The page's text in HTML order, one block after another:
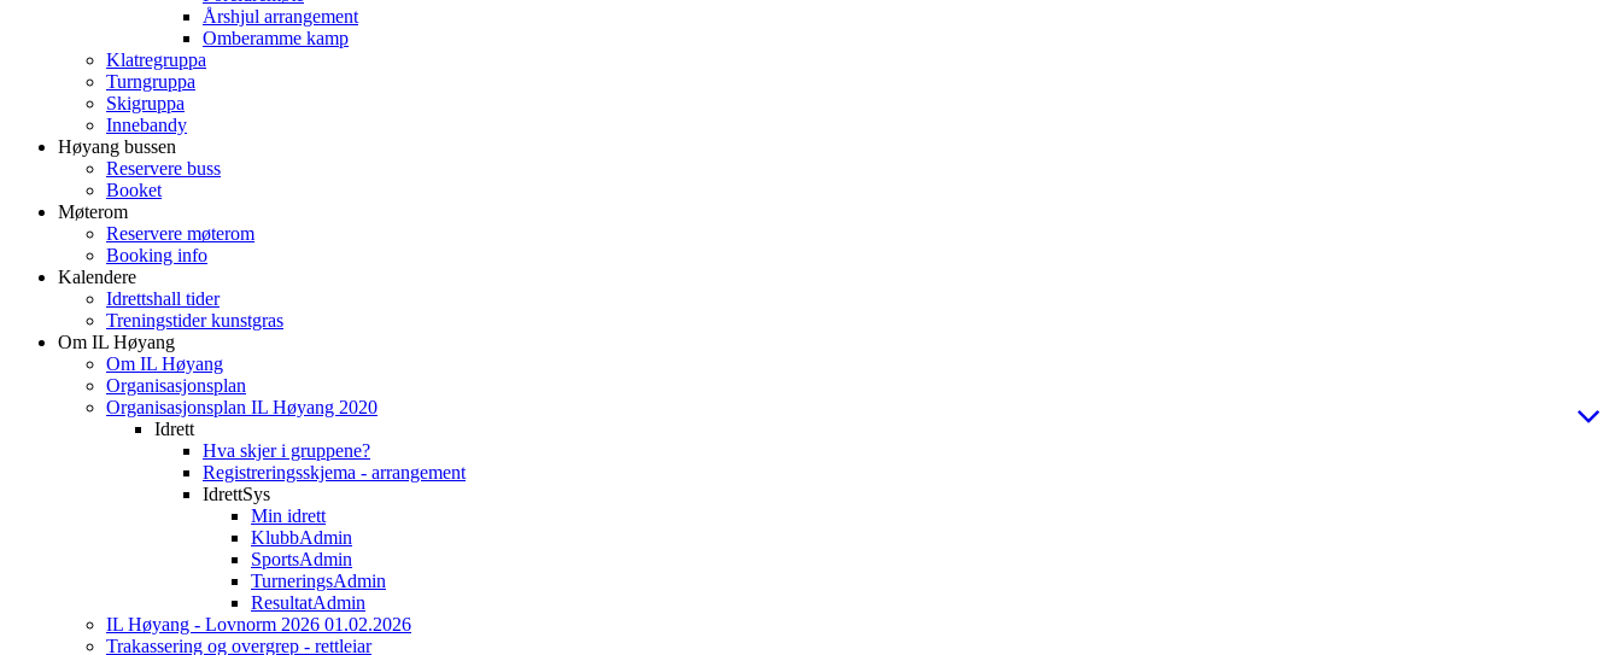
Årshjul arrangement
Omberamme kamp
Klatregruppa
Turngruppa
Skigruppa
Innebandy
Høyang bussen
Reservere buss
Booket
Møterom
Reservere møterom
Booking info
Kalendere
Idrettshall tider
Treningstider kunstgras
Om IL Høyang
Om IL Høyang
Organisasjonsplan
Organisasjonsplan IL Høyang 2020
Idrett
Hva skjer i gruppene?
Registreringsskjema - arrangement
IdrettSys
Min idrett
KlubbAdmin
SportsAdmin
TurneringsAdmin
ResultatAdmin
IL Høyang - Lovnorm 2026 01.02.2026
Trakassering og overgrep - rettleiar